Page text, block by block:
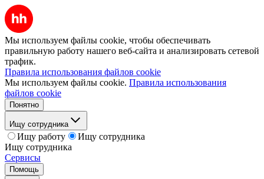
Мы используем файлы cookie, чтобы обеспечивать
правильную работу нашего веб-сайта и анализировать сетевой
трафик.
Правила использования файлов cookie
Мы используем файлы cookie. Правила использования
файлов cookie
Понятно
Ищу сотрудника
Ищу работу
Ищу сотрудника
Ищу сотрудника
Сервисы
Помощь